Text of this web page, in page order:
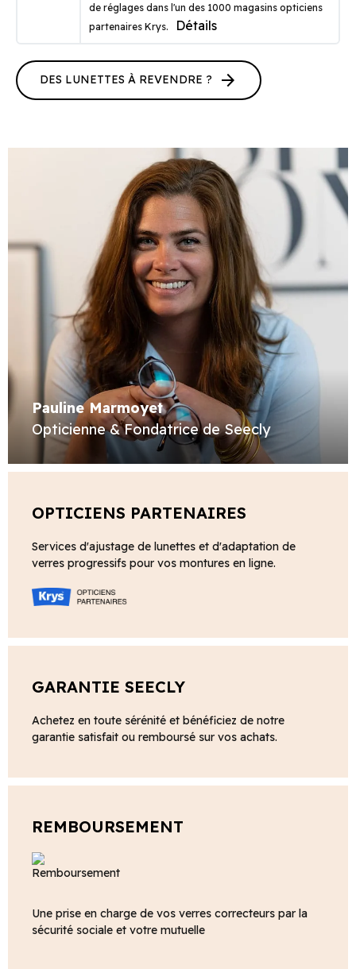
de réglages dans l'un des 1000 magasins opticiens
partenaires Krys.
Détails
DES LUNETTES À REVENDRE ? arrow_forward
Pauline Marmoyet
Opticienne & Fondatrice de Seecly
OPTICIENS PARTENAIRES
Services d'ajustage de lunettes et d'adaptation de
verres progressifs pour vos montures en ligne.
GARANTIE SEECLY
Achetez en toute sérénité et bénéficiez de notre
garantie satisfait ou remboursé sur vos achats.
REMBOURSEMENT
Une prise en charge de vos verres correcteurs par la
sécurité sociale et votre mutuelle